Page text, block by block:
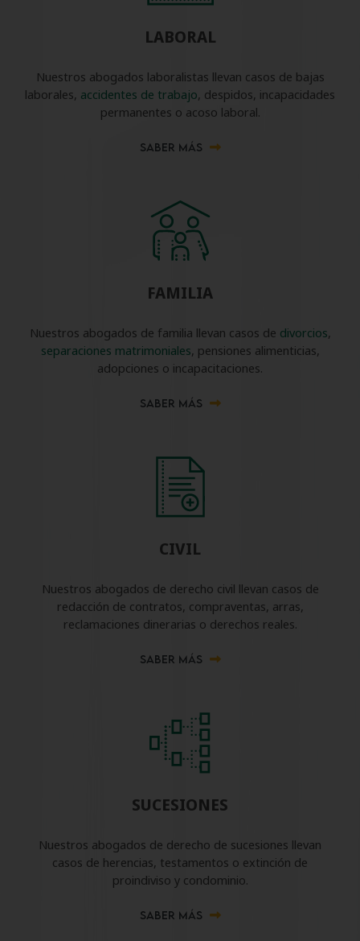
LABORAL
Nuestros abogados laboralistas llevan casos de bajas
laborales, accidentes de trabajo, despidos, incapacidades
permanentes o acoso laboral.
SABER MÁS
FAMILIA
Nuestros abogados de familia llevan casos de divorcios,
separaciones matrimoniales, pensiones alimenticias,
adopciones o incapacitaciones.
SABER MÁS
CIVIL
Nuestros abogados de derecho civil llevan casos de
redacción de contratos, compraventas, arras,
reclamaciones dinerarias o derechos reales.
SABER MÁS
SUCESIONES
Nuestros abogados de derecho de sucesiones llevan
casos de herencias, testamentos o extinción de
proindiviso y condominio.
SABER MÁS